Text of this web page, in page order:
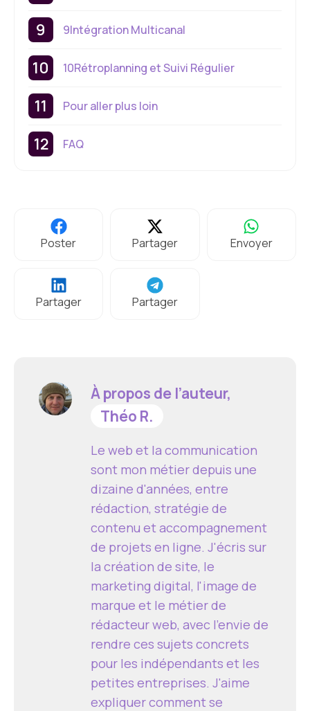
9Intégration Multicanal
10Rétroplanning et Suivi Régulier
Pour aller plus loin
FAQ
Poster Partager Envoyer
Partager Partager
À propos de l’auteur,
Théo R.
Le web et la communication
sont mon métier depuis une
dizaine d'années, entre
rédaction, stratégie de
contenu et accompagnement
de projets en ligne. J'écris sur
la création de site, le
marketing digital, l'image de
marque et le métier de
rédacteur web, avec l'envie de
rendre ces sujets concrets
pour les indépendants et les
petites entreprises. J'aime
expliquer comment se